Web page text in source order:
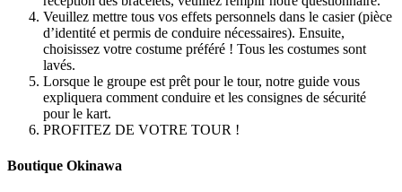
Veuillez mettre tous vos effets personnels dans le casier (pièce
d’identité et permis de conduire nécessaires). Ensuite,
choisissez votre costume préféré ! Tous les costumes sont
lavés.
Lorsque le groupe est prêt pour le tour, notre guide vous
expliquera comment conduire et les consignes de sécurité
pour le kart.
PROFITEZ DE VOTRE TOUR !
Boutique Okinawa